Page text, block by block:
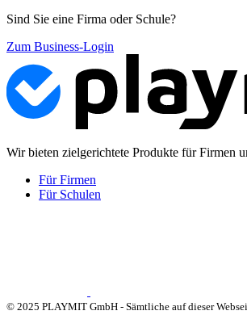
Sind Sie eine Firma oder Schule?
Zum Business-Login
Wir bieten zielgerichtete Produkte für Firmen
Für Firmen
Für Schulen
© 2025 PLAYMIT GmbH - Sämtliche auf dieser